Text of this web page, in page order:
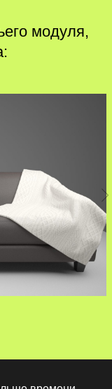
модуля,